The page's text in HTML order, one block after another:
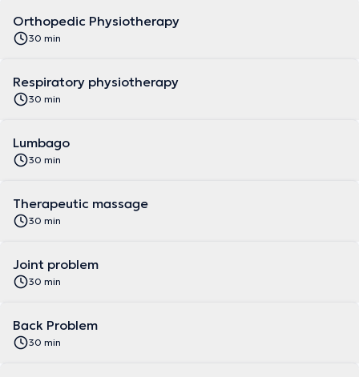
Orthopedic Physiotherapy
30 min
Respiratory physiotherapy
30 min
Lumbago
30 min
Therapeutic massage
30 min
Joint problem
30 min
Back Problem
30 min